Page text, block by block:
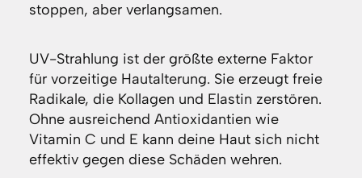
stoppen, aber verlangsamen.
UV-Strahlung ist der größte externe Faktor
für vorzeitige Hautalterung. Sie erzeugt freie
Radikale, die Kollagen und Elastin zerstören.
Ohne ausreichend Antioxidantien wie
Vitamin C und E kann deine Haut sich nicht
effektiv gegen diese Schäden wehren.